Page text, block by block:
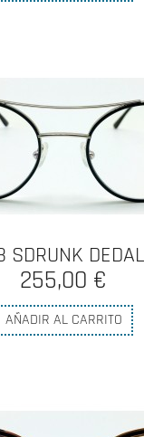
SDRUNK
255,00 €
AÑADIR AL CARRITO